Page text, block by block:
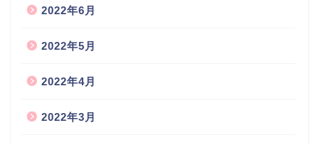
2022年6月
2022年5月
2022年4月
2022年3月